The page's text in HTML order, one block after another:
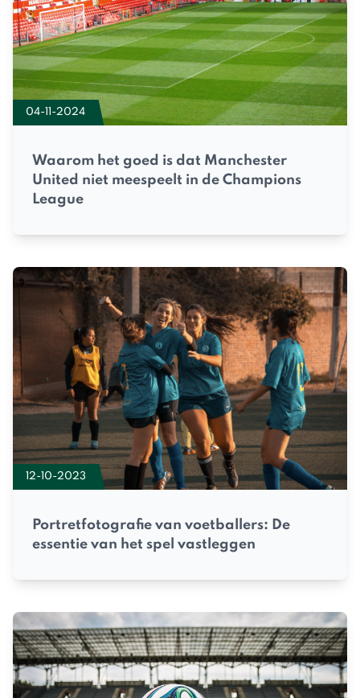
04-11-2024
Waarom het goed is dat Manchester
United niet meespeelt in de Champions
League
12-10-2023
Portretfotografie van voetballers: De
essentie van het spel vastleggen